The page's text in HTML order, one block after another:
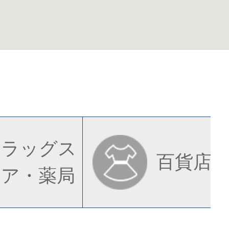
ッグス
・薬局
百貨店